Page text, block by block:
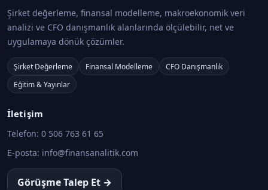
Şirket değerleme, finansal modelleme, makroekonomik veri
analizi ve CFO danışmanlık alanlarında ölçülebilir, net ve
uygulamaya dönük çözümler.
Şirket Değerleme Finansal Modelleme
CFO Danışmanlık
Eğitim & Yayınlar
İletişim
Telefon: 0 506 763 61 65
E-posta: info@finansanalitik.com
Görüşme Talep Et →